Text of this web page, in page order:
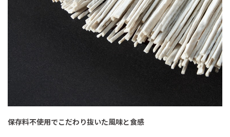
保存料不使用でこだわり抜いた風味と食感